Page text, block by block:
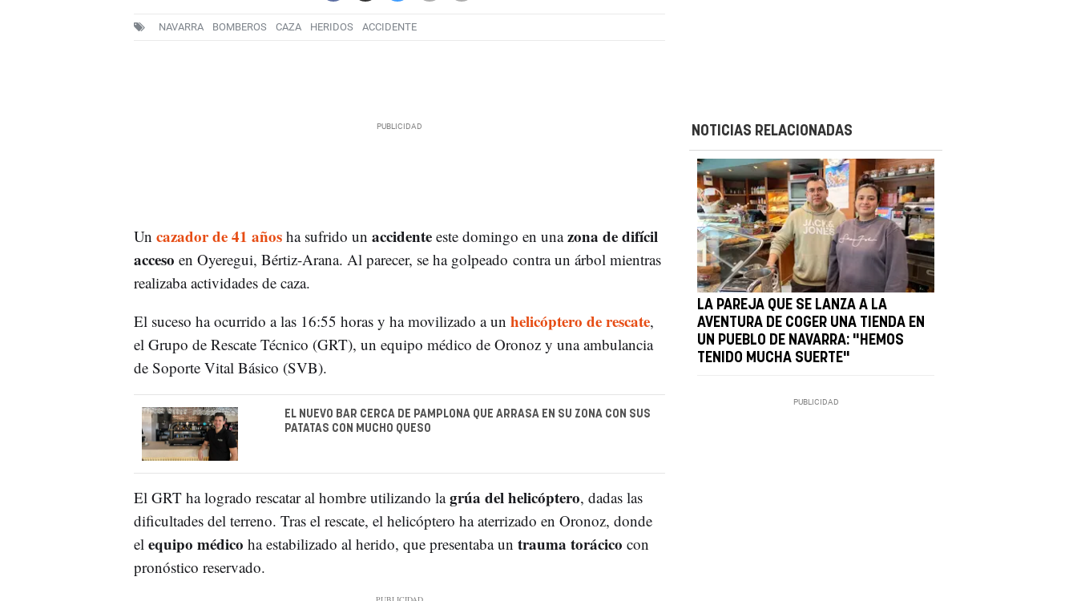
NAVARRA BOMBEROS CAZA HERIDOS ACCIDENTE
Un cazador de 41 añosha sufrido un accidente este domingo en unazona de difícil
acceso en Oyeregui, Bértiz-Arana. Al parecer, se ha golpeado contra un árbol mientras
realizaba actividades de caza.
El suceso ha ocurrido a las 16:55 horas y ha movilizado a un helicóptero de rescate,
el Grupo de Rescate Técnico (GRT), un equipo médico de Oronoz y una ambulancia
de Soporte Vital Básico (SVB).
EL NUEVO BAR CERCA DE PAMPLONA QUE ARRASA EN SU ZONA CON SUS
PATATAS CON MUCHO QUESO
El GRT ha logrado rescatar al hombre utilizando lagrúa del helicóptero, dadas las
dificultades del terreno. Tras el rescate, el helicóptero ha aterrizado en Oronoz, donde
el equipo médico ha estabilizado al herido, que presentaba un trauma torácico con
pronóstico reservado.
NOTICIAS RELACIONADAS
LA PAREJA QUE SE LANZA A LA
AVENTURA DE COGER UNA TIENDA EN
UN PUEBLO DE NAVARRA: "HEMOS
TENIDO MUCHA SUERTE"